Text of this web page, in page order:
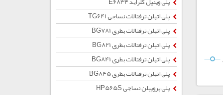
پلی اتیلن ترفتالات نساجی TG641
پلی اتیلن ترفتالات بطری BG781
پلی اتیلن ترفتالات بطری BG821
پلی اتیلن ترفتالات بطری BG841
پلی اتیلن ترفتالات بطری BG845
پلی پروپیلن نساجی HP565S